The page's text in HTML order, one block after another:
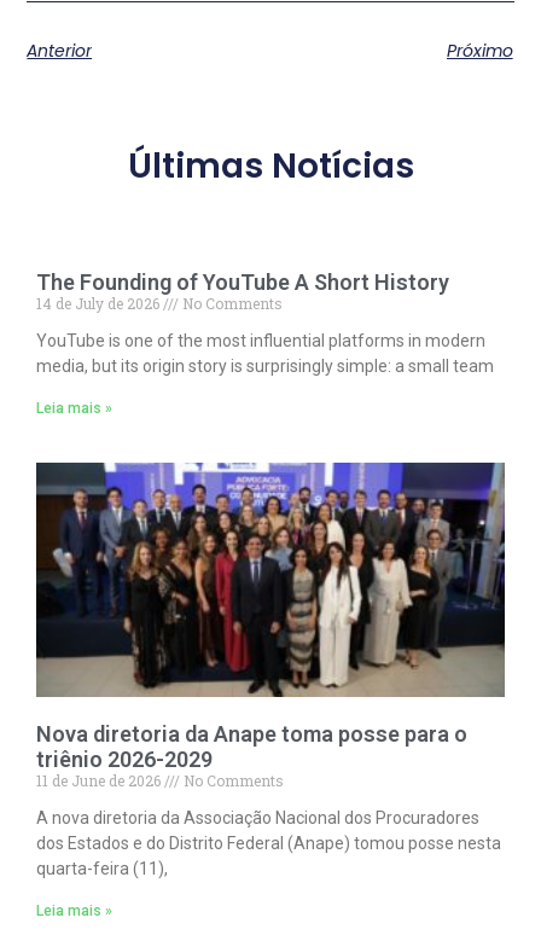
Anterior Próximo
Últimas Notícias
The Founding of YouTube A Short History
14 de July de 2026
No Comments
YouTube is one of the most influential platforms in modern
media, but its origin story is surprisingly simple: a small team
Leia mais »
Nova diretoria da Anape toma posse para o
triênio 2026-2029
11 de June de 2026
No Comments
A nova diretoria da Associação Nacional dos Procuradores
dos Estados e do Distrito Federal (Anape) tomou posse nesta
quarta-feira (11),
Leia mais »